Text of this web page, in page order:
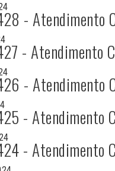
- Atendimento
- Atendimento
- Atendimento
- Atendimento
- Atendimento